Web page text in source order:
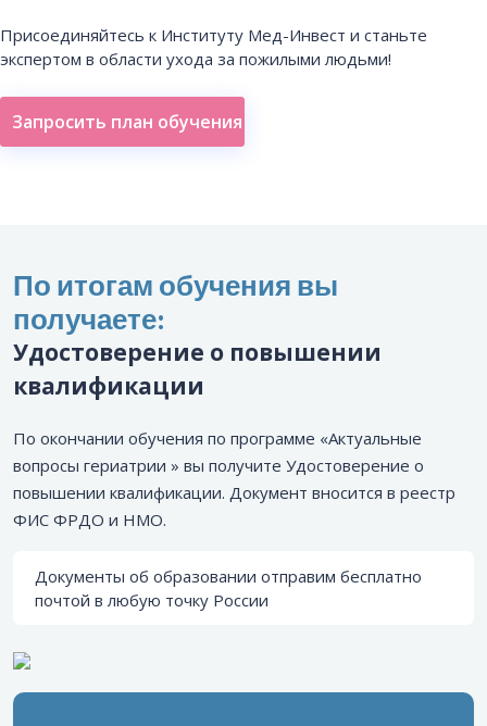
Присоединяйтесь к Институту Мед-Инвест и станьте
экспертом в области ухода за пожилыми людьми!
Запросить план обучения
По итогам обучения вы
получаете:
Удостоверение о повышении
квалификации
По окончании обучения по программе «Актуальные
вопросы гериатрии » вы получите Удостоверение о
повышении квалификации. Документ вносится в реестр
ФИС ФРДО и НМО.
Документы об образовании отправим бесплатно
почтой в любую точку России